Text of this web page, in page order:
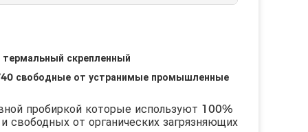
скрепленный
свободные от устранимые промышленные
пробиркой которые используют 100%
от органических загрязняющих